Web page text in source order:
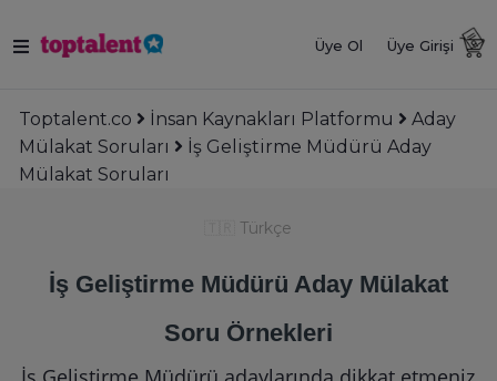
Üye Ol Üye Girişi
Toptalent.co İnsan Kaynakları Platformu
Aday
Mülakat Soruları
İş Geliştirme Müdürü Aday
Mülakat Soruları
Türkçe
İş Geliştirme Müdürü Aday Mülakat
Soru Örnekleri